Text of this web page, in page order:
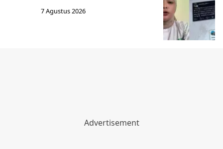
7 Agustus 2026